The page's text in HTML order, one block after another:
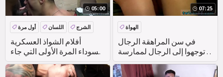
05:00
أفلام الشواذ العسكرية
السوداء المرة الأولى التي جاء
فيها الجنود
أول مرة اللسان
الشرج
المجموعة
07:25
في سن المراهقة الرجال
توجهوا إلى الرجال لممارسة
الجنس في الصين وكرة القدم
الشاذة السوداء
الهواة